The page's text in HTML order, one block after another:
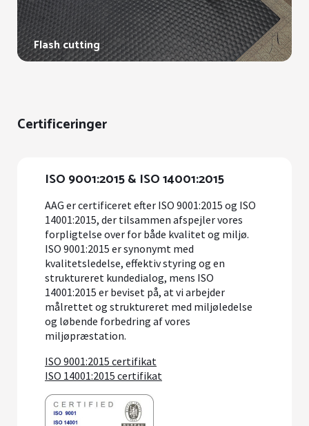
Flash cutting
Certificeringer
ISO 9001:2015 & ISO 14001:2015
AAG er certificeret efter ISO 9001:2015 og ISO
14001:2015, der tilsammen afspejler vores
forpligtelse over for både kvalitet og miljø.
ISO 9001:2015 er synonymt med
kvalitetsledelse, effektiv styring og en
struktureret kundedialog, mens ISO
14001:2015 er beviset på, at vi arbejder
målrettet og struktureret med miljøledelse
og løbende forbedring af vores
miljøpræstation.
ISO 9001:2015 certifikat
ISO 14001:2015 certifikat